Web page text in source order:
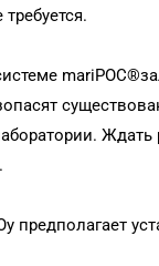
Ждать
предполагает